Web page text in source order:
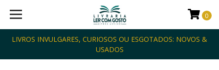
LIVROS INVULGARES, CURIOSOS OU ESGOTADOS: NOVOS &
USADOS
0